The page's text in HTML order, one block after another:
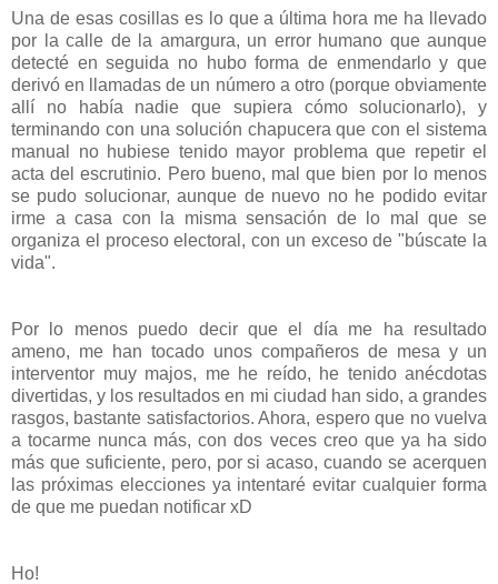
Una de esas cosillas es lo que a última hora me ha llevado
por la calle de la amargura, un error humano que aunque
detecté en seguida no hubo forma de enmendarlo y que
derivó en llamadas de un número a otro (porque obviamente
allí no había nadie que supiera cómo solucionarlo), y
terminando con una solución chapucera que con el sistema
manual no hubiese tenido mayor problema que repetir el
acta del escrutinio. Pero bueno, mal que bien por lo menos
se pudo solucionar, aunque de nuevo no he podido evitar
irme a casa con la misma sensación de lo mal que se
organiza el proceso electoral, con un exceso de "búscate la
vida".
Por lo menos puedo decir que el día me ha resultado
ameno, me han tocado unos compañeros de mesa y un
interventor muy majos, me he reído, he tenido anécdotas
divertidas, y los resultados en mi ciudad han sido, a grandes
rasgos, bastante satisfactorios. Ahora, espero que no vuelva
a tocarme nunca más, con dos veces creo que ya ha sido
más que suficiente, pero, por si acaso, cuando se acerquen
las próximas elecciones ya intentaré evitar cualquier forma
de que me puedan notificar xD
Ho!